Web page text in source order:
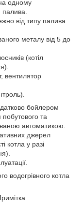
одному
від типу палива
металу від 5 до
(котіл
вентилятор
бойлером
та
автоматикою.
джерел
котла у разі
водогрівного котла